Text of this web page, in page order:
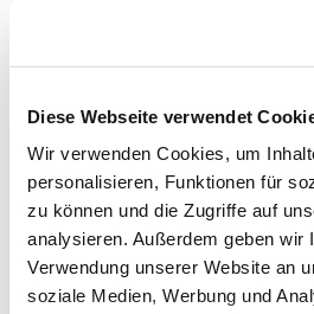
Diese Webseite verwendet
Wir verwenden Cookies, um
personalisieren, Funktionen für
zu können und die Zugriffe auf
analysieren. Außerdem geben wir
Verwendung unserer Website an
soziale Medien, Werbung und
est
quasiment inattaquable par
bases. Il constitue donc un
pour les peintures et vernis
blancs. Incorporé au papier,
aspect blanc brillant
documents de luxe.
blancs consomme 80% de la